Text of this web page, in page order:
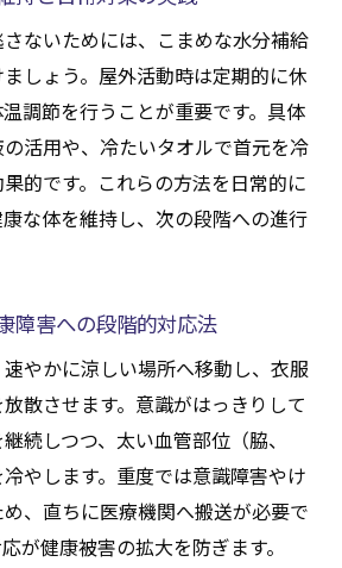
ないためには、こまめな水分補給
しょう。屋外活動時は定期的に休
調節を行うことが重要です。具体
活用や、冷たいタオルで首元を冷
的です。これらの方法を日常的に
な体を維持し、次の段階への進行
障害への段階的対応法
やかに涼しい場所へ移動し、衣服
散させます。意識がはっきりして
続しつつ、太い血管部位（脇、
やします。重度では意識障害やけ
、直ちに医療機関へ搬送が必要で
が健康被害の拡大を防ぎます。